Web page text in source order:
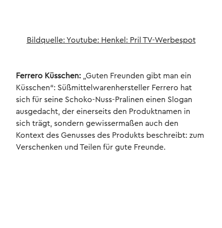
Bildquelle: Youtube: Henkel: Pril TV-Werbespot
Ferrero Küsschen: „Guten Freunden gibt man ein
Küsschen“: Süßmittelwarenhersteller Ferrero hat
sich für seine Schoko-Nuss-Pralinen einen Slogan
ausgedacht, der einerseits den Produktnamen in
sich trägt, sondern gewissermaßen auch den
Kontext des Genusses des Produkts beschreibt: zum
Verschenken und Teilen für gute Freunde.